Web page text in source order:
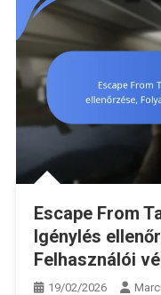
Escape From
Igénylés
Felhasználói
19/02/2026